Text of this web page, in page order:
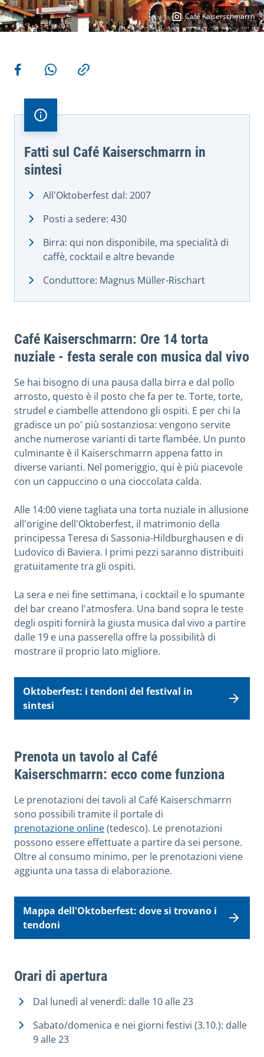
Café Kaiserschmarrn
More actions
Share on Facebook
Share via WhatsApp
Copy link
Fatti sul Café Kaiserschmarrn in
sintesi
All'Oktoberfest dal: 2007
Posti a sedere: 430
Birra: qui non disponibile, ma specialità di
caffè, cocktail e altre bevande
Conduttore: Magnus Müller-Rischart
Café Kaiserschmarrn: Ore 14 torta
nuziale - festa serale con musica dal vivo
Se hai bisogno di una pausa dalla birra e dal pollo
arrosto, questo è il posto che fa per te. Torte, torte,
strudel e ciambelle attendono gli ospiti. E per chi la
gradisce un po' più sostanziosa: vengono servite
anche numerose varianti di tarte flambée. Un punto
culminante è il Kaiserschmarrn appena fatto in
diverse varianti. Nel pomeriggio, qui è più piacevole
con un cappuccino o una cioccolata calda.
Alle 14:00 viene tagliata una torta nuziale in allusione
all'origine dell'Oktoberfest, il matrimonio della
principessa Teresa di Sassonia-Hildburghausen e di
Ludovico di Baviera. I primi pezzi saranno distribuiti
gratuitamente tra gli ospiti.
La sera e nei fine settimana, i cocktail e lo spumante
del bar creano l'atmosfera. Una band sopra le teste
degli ospiti fornirà la giusta musica dal vivo a partire
dalle 19 e una passerella offre la possibilità di
mostrare il proprio lato migliore.
Oktoberfest: i tendoni del festival in
sintesi
Prenota un tavolo al Café
Kaiserschmarrn: ecco come funziona
Le prenotazioni dei tavoli al Café Kaiserschmarrn
sono possibili tramite il portale di
prenotazione online(tedesco). Le prenotazioni
possono essere effettuate a partire da sei persone.
Oltre al consumo minimo, per le prenotazioni viene
aggiunta una tassa di elaborazione.
Mappa dell'Oktoberfest: dove si trovano i
tendoni
Orari di apertura
Dal lunedì al venerdì: dalle 10 alle 23
Sabato/domenica e nei giorni festivi (3.10.): dalle
9 alle 23